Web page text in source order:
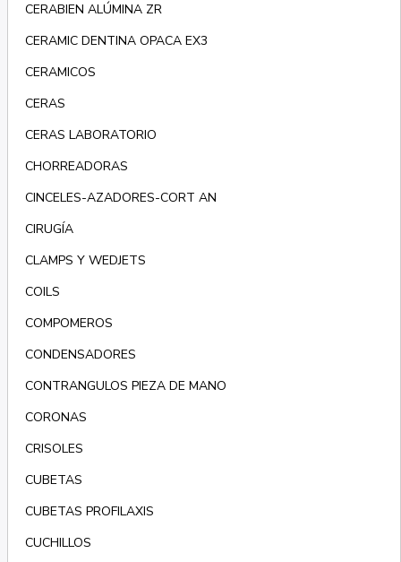
CERABIEN ALÚMINA ZR
CERAMIC DENTINA OPACA EX3
CERAMICOS
CERAS
CERAS LABORATORIO
CHORREADORAS
CINCELES-AZADORES-CORT AN
CIRUGÍA
CLAMPS Y WEDJETS
COILS
COMPOMEROS
CONDENSADORES
CONTRANGULOS PIEZA DE MANO
CORONAS
CRISOLES
CUBETAS
CUBETAS PROFILAXIS
CUCHILLOS